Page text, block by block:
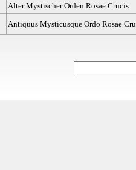
Alter Mystischer Orden Rosae Crucis
Antiquus Mysticusque Ordo Rosae